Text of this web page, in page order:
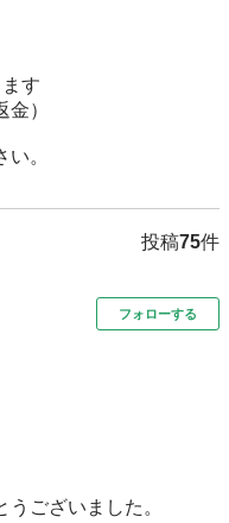
す
）
。
投稿75件
フォローする
ございました。